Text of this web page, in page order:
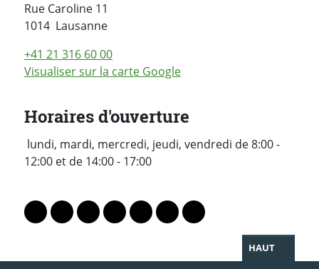
Rue Caroline 11
1014 LausanneSuisse
+41 21 316 60 00
Visualiser sur la carte Google
Horaires d'ouverture
lundi, mardi, mercredi, jeudi, vendredi de 8:00 -
12:00 et de 14:00 - 17:00
Lien vers le profil Mastodon
Lien vers le profil Bluesky
Lien vers le profil Instagram
Lien vers le profil Linkedin
Lien vers le profil Facebook
Lien vers le profil Twitter
Partager par WhatsApp
HAUT